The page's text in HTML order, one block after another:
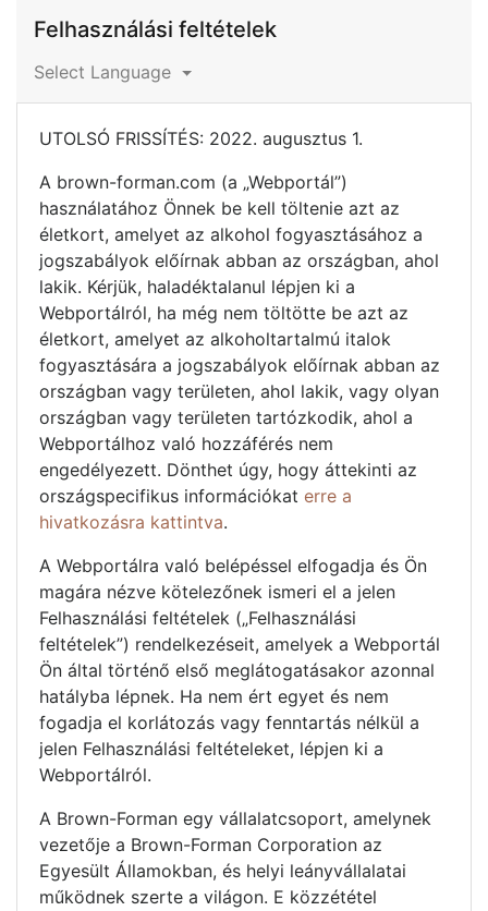
Felhasználási feltételek
Select Language
UTOLSÓ FRISSÍTÉS: 2022. augusztus 1.
A brown-forman.com (a „Webportál”)
használatához Önnek be kell töltenie azt az
életkort, amelyet az alkohol fogyasztásához a
jogszabályok előírnak abban az országban, ahol
lakik. Kérjük, haladéktalanul lépjen ki a
Webportálról, ha még nem töltötte be azt az
életkort, amelyet az alkoholtartalmú italok
fogyasztására a jogszabályok előírnak abban az
országban vagy területen, ahol lakik, vagy olyan
országban vagy területen tartózkodik, ahol a
Webportálhoz való hozzáférés nem
engedélyezett. Dönthet úgy, hogy áttekinti az
országspecifikus információkat erre a
hivatkozásra kattintva.
A Webportálra való belépéssel elfogadja és Ön
magára nézve kötelezőnek ismeri el a jelen
Felhasználási feltételek („Felhasználási
feltételek”) rendelkezéseit, amelyek a Webportál
Ön által történő első meglátogatásakor azonnal
hatályba lépnek. Ha nem ért egyet és nem
fogadja el korlátozás vagy fenntartás nélkül a
jelen Felhasználási feltételeket, lépjen ki a
Webportálról.
A Brown-Forman egy vállalatcsoport, amelynek
vezetője a Brown-Forman Corporation az
Egyesült Államokban, és helyi leányvállalatai
működnek szerte a világon. E közzététel